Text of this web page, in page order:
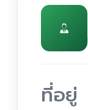
ที่อยู่